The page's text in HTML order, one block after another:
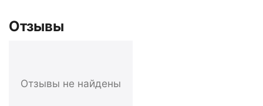
Отзывы
Отзывы не найдены